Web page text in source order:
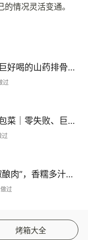
情况灵活变通。
鲜香味美！巨好喝的山药排骨汤！！
过
粉丝鸡蛋炒包菜｜零失败、巨下饭
过
下饭菜“青椒酿肉”，香糯多汁鲜嫩下饭
过
烤箱大全